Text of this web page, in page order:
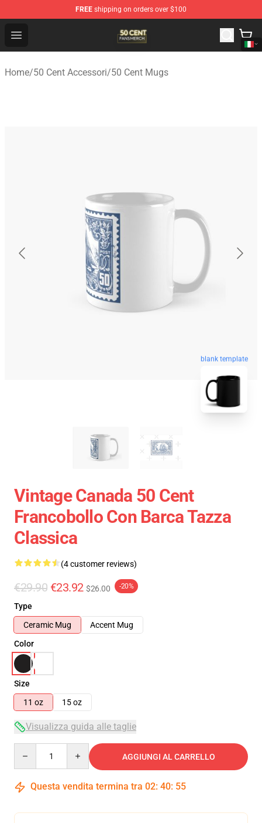
FREE shipping on orders over $100
Open menu
50 Cent Shop - Official 50 Cent Merchandise Store
Home/50 Cent Accessori/50 Cent Mugs
blank template
Vintage Canada 50 Cent
Francobollo Con Barca Tazza
Classica
(4 customer reviews)
€29.90 €23.92 $26.00 -20%
Type
Ceramic Mug
Accent Mug
Color
Size
11 oz
15 oz
Visualizza guida alle taglie
AGGIUNGI AL CARRELLO
Questa vendita termina tra 02: 40: 55